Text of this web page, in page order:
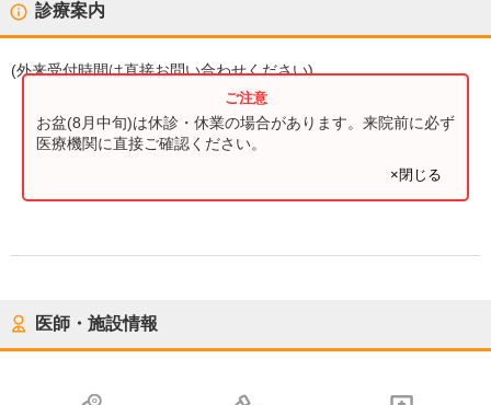
診療案内
(外来受付時間は直接お問い合わせください)
お盆(8月中旬)は休診・休業の場合があります。来院前に必ず
医療機関に直接ご確認ください。
×閉じる
医師・施設情報